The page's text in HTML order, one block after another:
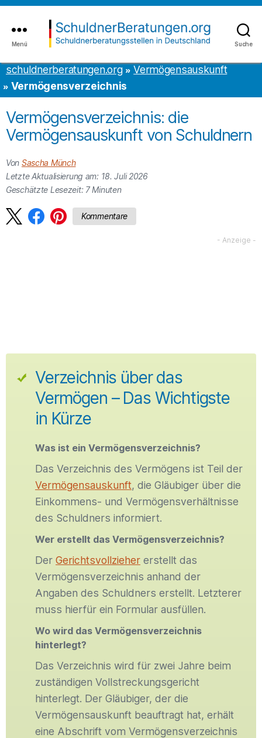
Inhalt
springen
to
the
content
Suche
Menü
schuldnerberatungen.org
Vermögensauskunft
Vermögensverzeichnis
Vermögensverzeichnis: die
Vermögensauskunft von Schuldnern
Von Sascha Münch
Letzte Aktualisierung am: 18. Juli 2026
Geschätzte Lesezeit: 7 Minuten
Kommentare
Verzeichnis über das
Vermögen – Das Wichtigste
in Kürze
Was ist ein Vermögensverzeichnis?
Das Verzeichnis des Vermögens ist Teil der
Vermögensauskunft, die Gläubiger über die
Einkommens- und Vermögensverhältnisse
des Schuldners informiert.
Wer erstellt das Vermögensverzeichnis?
Der Gerichtsvollzieher erstellt das
Vermögensverzeichnis anhand der
Angaben des Schuldners erstellt. Letzterer
muss hierfür ein Formular ausfüllen.
Wo wird das Vermögensverzeichnis
hinterlegt?
Das Verzeichnis wird für zwei Jahre beim
zuständigen Vollstreckungsgericht
hinterlegt. Der Gläubiger, der die
Vermögensauskunft beauftragt hat, erhält
eine Abschrift vom Vermögensverzeichnis